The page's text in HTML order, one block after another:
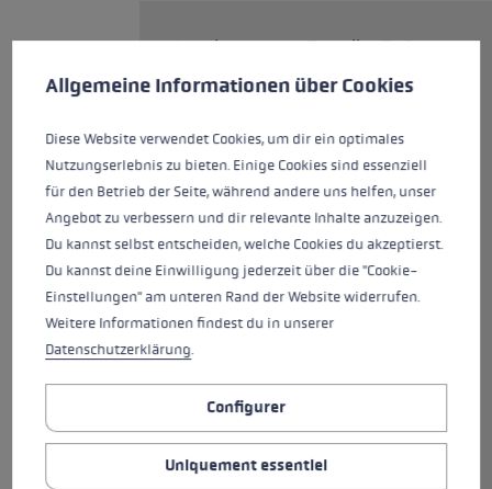
Avec le nouveau Traveller FX.One
Carbon, vous allez encore plus
vite ! Le bâton pliable en
nouveau Nordic Shark. Une
technologie de poignées et de
dragonnes parfaite, conçue pour
les disciplines nordiques. Grâce à
cette nouvelle poignée, vous
bénéficiez d'un guidage précis,
d'un contrôle et d'un transfert
de force sur le bâton qui
permettent de gagner en
efficacité lors de votre
entraînement. Le bouton-
poussoir permet de plier le bâton
en un clin d'œil et de le ramener
This website uses cookies to give you the best possible experience.
Allgemeine Informationen über Cookies
Diese Website verwendet Cookies, um dir ein optimales
Nutzungserlebnis zu bieten. Einige Cookies sind essenziell
für den Betrieb der Seite, während andere uns helfen, unser
Angebot zu verbessern und dir relevante Inhalte anzuzeigen.
Du kannst selbst entscheiden, welche Cookies du akzeptierst.
Du kannst deine Einwilligung jederzeit über die "Cookie-
Einstellungen" am unteren Rand der Website widerrufen.
Weitere Informationen findest du in unserer
Datenschutzerklärung.
Configurer
Uniquement essentiel